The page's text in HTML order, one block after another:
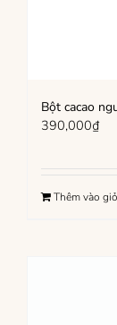
Bột cacao
390,000₫
Thêm vào